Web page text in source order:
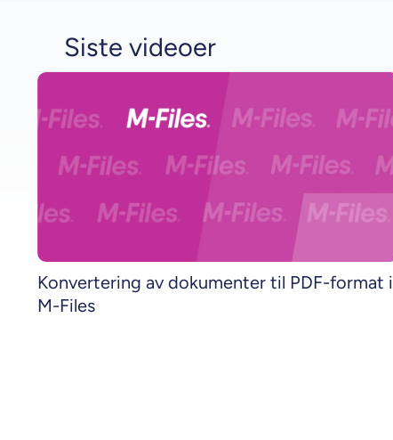
Siste videoer
Konvertering av dokumenter til PDF-format i
M-Files